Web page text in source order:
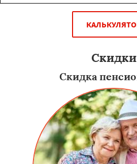
Скидки
Скидка